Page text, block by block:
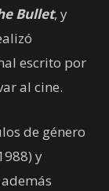
Bullet, y
escrito por
al cine.
de género
y